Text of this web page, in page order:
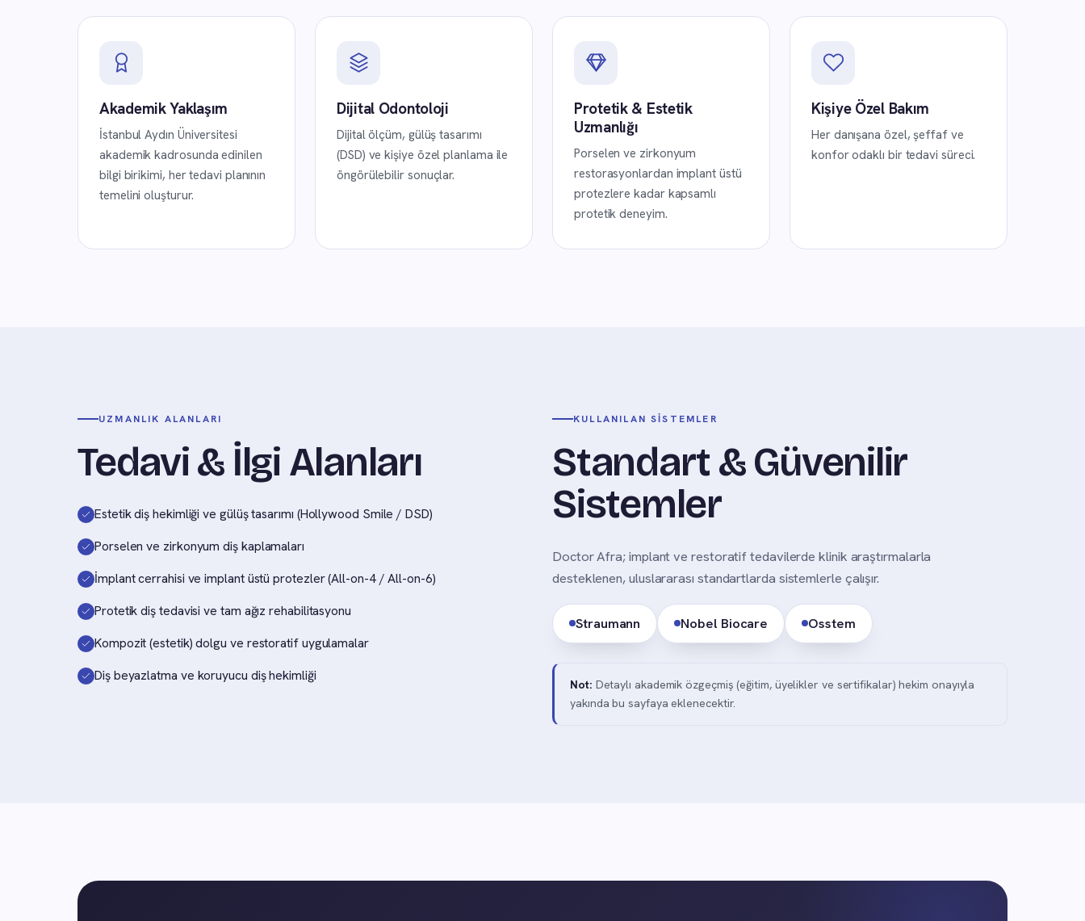
Akademik Yaklaşım
İstanbul Aydın Üniversitesi
akademik kadrosunda edinilen
bilgi birikimi, her tedavi planının
temelini oluşturur.
Dijital Odontoloji
Dijital ölçüm, gülüş tasarımı
(DSD) ve kişiye özel planlama ile
öngörülebilir sonuçlar.
Protetik & Estetik
Uzmanlığı
Porselen ve zirkonyum
restorasyonlardan implant üstü
protezlere kadar kapsamlı
protetik deneyim.
Kişiye Özel Bakım
Her danışana özel, şeffaf ve
konfor odaklı bir tedavi süreci.
UZMANLIK ALANLARI
Tedavi & İlgi Alanları
Estetik diş hekimliği ve gülüş tasarımı (Hollywood Smile / DSD)
Porselen ve zirkonyum diş kaplamaları
İmplant cerrahisi ve implant üstü protezler (All-on-4 / All-on-6)
Protetik diş tedavisi ve tam ağız rehabilitasyonu
Kompozit (estetik) dolgu ve restoratif uygulamalar
Diş beyazlatma ve koruyucu diş hekimliği
KULLANILAN SISTEMLER
Standart & Güvenilir
Sistemler
Doctor Afra; implant ve restoratif tedavilerde klinik araştırmalarla
desteklenen, uluslararası standartlarda sistemlerle çalışır.
Straumann Nobel Biocare Osstem
Not: Detaylı akademik özgeçmiş (eğitim, üyelikler ve sertifikalar) hekim onayıyla
yakında bu sayfaya eklenecektir.